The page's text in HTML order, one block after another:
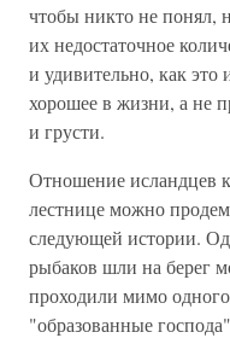
чтобы никто не понял,
их недостаточное
и удивительно, как
хорошее в жизни, а не
и грусти.
Отношение исландцев
лестнице можно
следующей истории.
рыбаков шли на берег
проходили мимо
"образованные